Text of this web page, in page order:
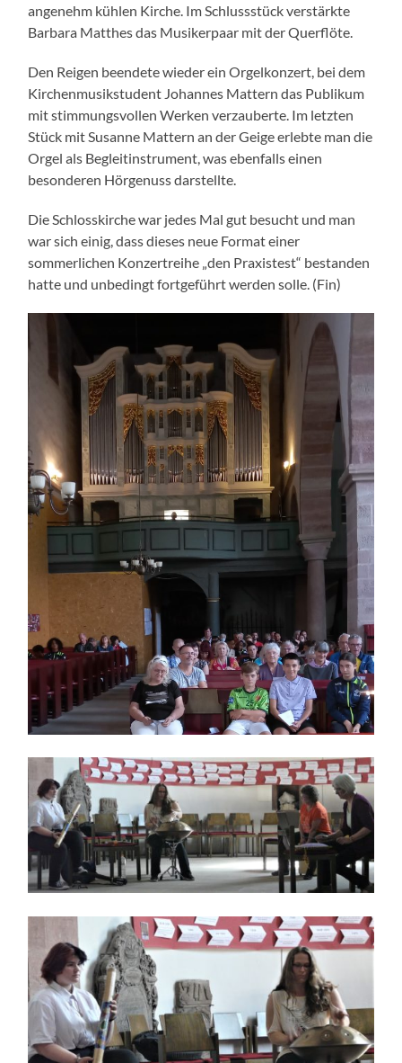
angenehm kühlen Kirche. Im Schlussstück verstärkte
Barbara Matthes das Musikerpaar mit der Querflöte.
Den Reigen beendete wieder ein Orgelkonzert, bei dem
Kirchenmusikstudent Johannes Mattern das Publikum
mit stimmungsvollen Werken verzauberte. Im letzten
Stück mit Susanne Mattern an der Geige erlebte man die
Orgel als Begleitinstrument, was ebenfalls einen
besonderen Hörgenuss darstellte.
Die Schlosskirche war jedes Mal gut besucht und man
war sich einig, dass dieses neue Format einer
sommerlichen Konzertreihe „den Praxistest“ bestanden
hatte und unbedingt fortgeführt werden solle. (Fin)